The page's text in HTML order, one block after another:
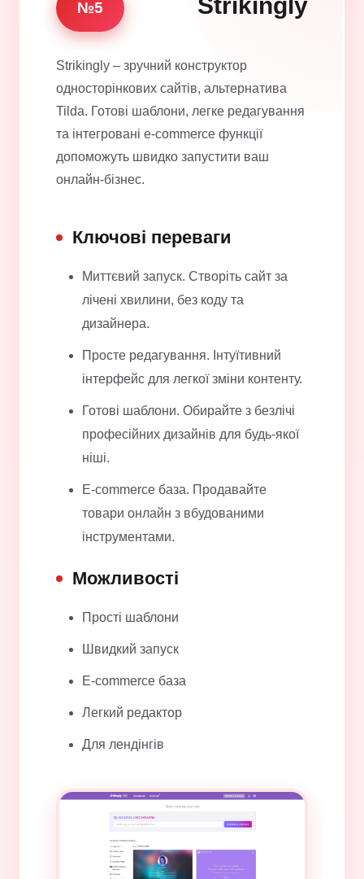
№5
Strikingly – зручний конструктор
односторінкових сайтів, альтернатива
Tilda. Готові шаблони, легке редагування
та інтегровані e-commerce функції
допоможуть швидко запустити ваш
онлайн-бізнес.
Ключові переваги
Миттєвий запуск. Створіть сайт за
лічені хвилини, без коду та
дизайнера.
Просте редагування. Інтуїтивний
інтерфейс для легкої зміни контенту.
Готові шаблони. Обирайте з безлічі
професійних дизайнів для будь-якої
ніші.
E-commerce база. Продавайте
товари онлайн з вбудованими
інструментами.
Можливості
Прості шаблони
Швидкий запуск
E-commerce база
Легкий редактор
Для лендінгів